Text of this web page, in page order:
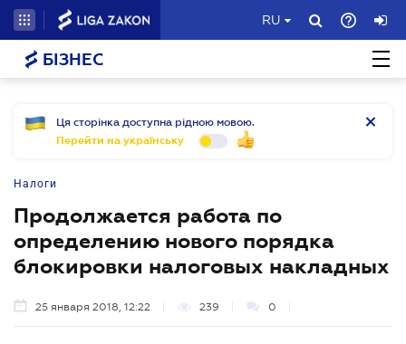
RU
БІЗНЕС
Ця сторінка доступна рідною мовою.
Перейти на українську
Налоги
Продолжается работа по
определению нового порядка
блокировки налоговых накладных
25 января 2018, 12:22 239 0